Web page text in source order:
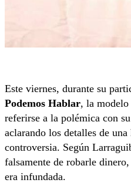
Este viernes, durante su
Podemos Hablar, la modelo
referirse a la polémica con
aclarando los detalles de
controversia. Según
falsamente de robarle
era infundada.